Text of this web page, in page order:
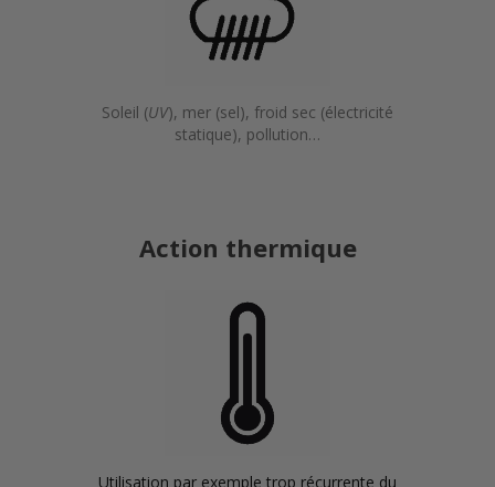
Soleil (UV), mer (sel), froid sec (électricité
statique), pollution…
Action thermique
Utilisation par exemple trop récurrente du